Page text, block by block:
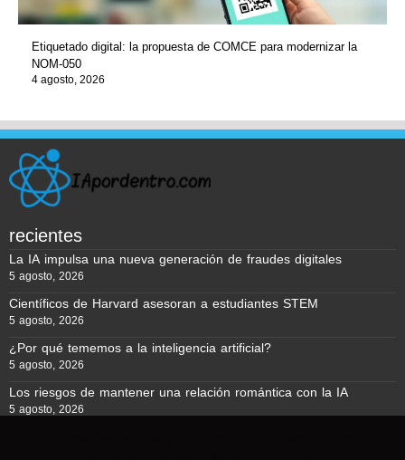
Etiquetado digital: la propuesta de COMCE para modernizar la
NOM-050
4 agosto, 2026
recientes
La IA impulsa una nueva generación de fraudes digitales
5 agosto, 2026
Científicos de Harvard asesoran a estudiantes STEM
5 agosto, 2026
¿Por qué tememos a la inteligencia artificial?
5 agosto, 2026
Los riesgos de mantener una relación romántica con la IA
5 agosto, 2026